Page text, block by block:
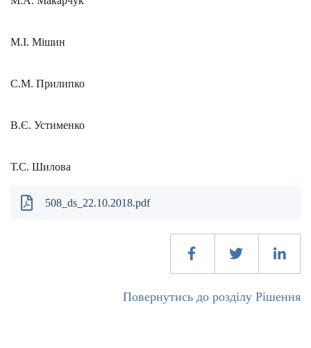
М.І. Мішин
С.М. Прилипко
В.Є. Устименко
Т.С. Шилова
508_ds_22.10.2018.pdf
Повернутись до розділу Рішення